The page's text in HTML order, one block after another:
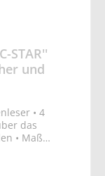
STAR''
und
• 4
das
• Maße:
3W •
USB •